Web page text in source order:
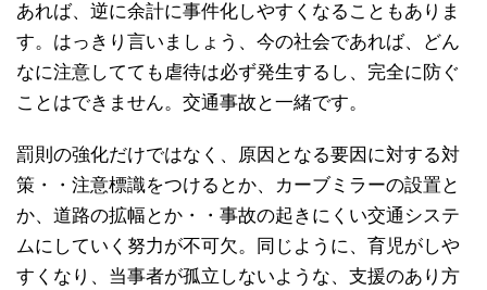
あれば、逆に余計に事件化しやすくなることもありま
す。はっきり言いましょう、今の社会であれば、どん
なに注意してても虐待は必ず発生するし、完全に防ぐ
ことはできません。交通事故と一緒です。
罰則の強化だけではなく、原因となる要因に対する対
策・・注意標識をつけるとか、カーブミラーの設置と
か、道路の拡幅とか・・事故の起きにくい交通システ
ムにしていく努力が不可欠。同じように、育児がしや
すくなり、当事者が孤立しないような、支援のあり方